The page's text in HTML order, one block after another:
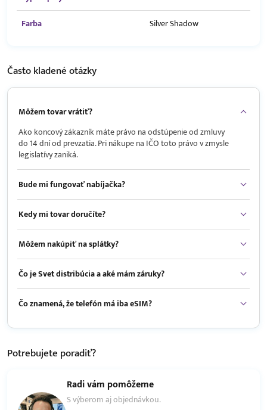
Farba
Silver Shadow
Často kladenéotázky
Môžem tovar vrátiť?
Ako koncový zákazník máte právo na odstúpenie od zmluvy
do 14 dní od prevzatia. Pri nákupe na IČO toto právo v zmysle
legislatívy zaniká.
Bude mi fungovať nabíjačka?
Kedy mi tovar doručíte?
Môžem nakúpiť na splátky?
Čo je Svet distribúcia a aké mám záruky?
Čo znamená, že telefón má iba eSIM?
Potrebujete poradiť?
Radi vám pomôžeme
S výberom aj objednávkou.